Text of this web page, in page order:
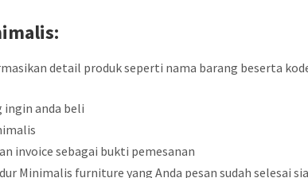
:
detail produk seperti nama barang beserta
ingin anda beli
invoice sebagai bukti pemesanan
Minimalis furniture yang Anda pesan sudah selesai